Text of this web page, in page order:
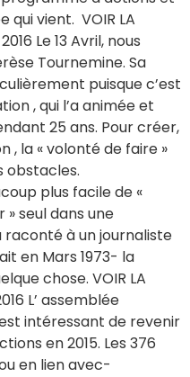
qui vient. VOIR LA
Le 13 Avril, nous
Tournemine. Sa
puisque c’est
, qui l’a animée et
25 ans. Pour créer,
, la « volonté de faire »
obstacles.
plus facile de «
» seul dans une
raconté à un journaliste
en Mars 1973- la
chose. VOIR LA
L’ assemblée
intéressant de revenir
en 2015. Les 376
en lien avec-